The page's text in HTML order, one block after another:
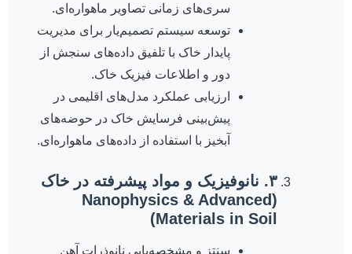
سری‌های زمانی تصاویر ماهواره‌ای.
توسعه سیستم تصمیم‌یار برای مدیریت
پایدار خاک با تلفیق داده‌های سنجش از
دور و اطلاعات فیزیک خاک.
ارزیابی عملکرد مدل‌های اقلیمی در
پیش‌بینی فرسایش خاک در حوضه‌های
آبخیز با استفاده از داده‌های ماهواره‌ای.
۳. نانوفیزیک و مواد پیشرفته در خاک
(Nanophysics & Advanced
Materials in Soil)
سنتز و مشخصه‌یابی نانوذرات آهن